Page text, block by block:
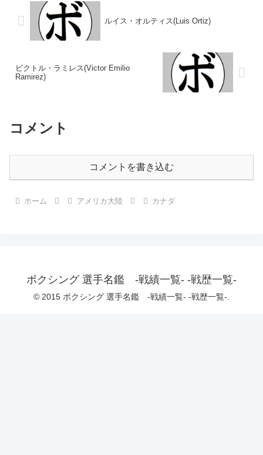
ルイス・オルティス(Luis Ortiz)
ビクトル・ラミレス(Victor Emilio
Ramirez)
コメント
コメントを書き込む
ホーム アメリカ大陸 カナダ
ボクシング 選手名鑑 -戦績一覧- -戦歴一覧-
© 2015 ボクシング 選手名鑑 -戦績一覧- -戦歴一覧-.